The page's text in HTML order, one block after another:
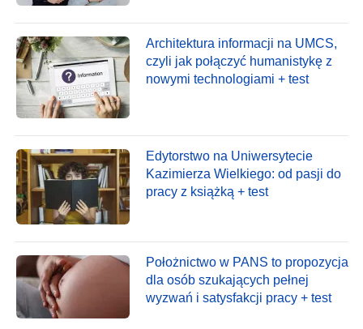
Architektura informacji na UMCS,
czyli jak połączyć humanistykę z
nowymi technologiami + test
Edytorstwo na Uniwersytecie
Kazimierza Wielkiego: od pasji do
pracy z książką + test
Położnictwo w PANS to propozycja
dla osób szukających pełnej
wyzwań i satysfakcji pracy + test